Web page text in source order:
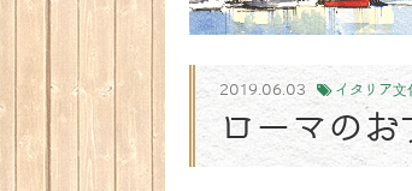
2019.06.03 イタリア文
ローマの